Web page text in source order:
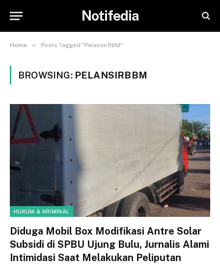
Notifedia
Home » Posts Tagged "PelansirBBM"
BROWSING: PELANSIRBBM
HUKUM & KRIMINAL
Diduga Mobil Box Modifikasi Antre Solar
Subsidi di SPBU Ujung Bulu, Jurnalis Alami
Intimidasi Saat Melakukan Peliputan